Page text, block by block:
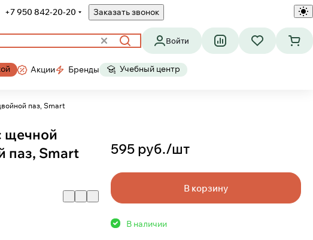
+7 950 842-20-20 Заказать звонок
Войти
Акции Бренды Учебный центр
паз, Smart
щечной
паз, Smart
595 руб./шт
В корзину
В наличии